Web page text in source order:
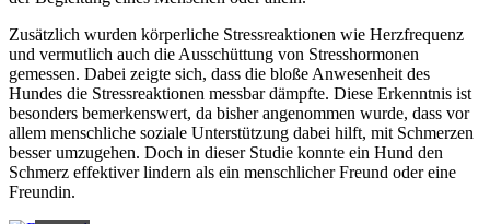
Zusätzlich wurden körperliche Stressreaktionen wie Herzfrequenz
und vermutlich auch die Ausschüttung von Stresshormonen
gemessen. Dabei zeigte sich, dass die bloße Anwesenheit des
Hundes die Stressreaktionen messbar dämpfte. Diese Erkenntnis ist
besonders bemerkenswert, da bisher angenommen wurde, dass vor
allem menschliche soziale Unterstützung dabei hilft, mit Schmerzen
besser umzugehen. Doch in dieser Studie konnte ein Hund den
Schmerz effektiver lindern als ein menschlicher Freund oder eine
Freundin.